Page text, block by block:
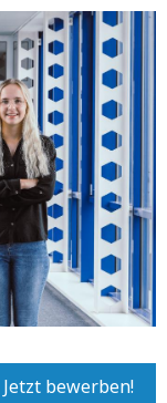
Jetzt bewerben!